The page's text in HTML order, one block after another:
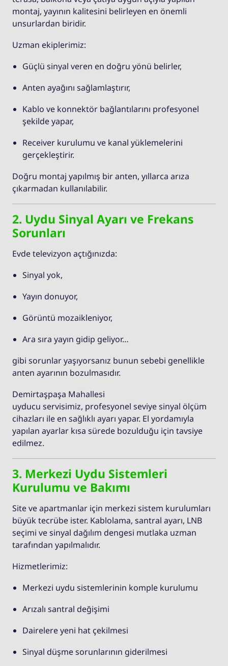
montaj, yayının kalitesini belirleyen en önemli
unsurlardan biridir.
Uzman ekiplerimiz:
Güçlü sinyal veren en doğru yönü belirler,
Anten ayağını sağlamlaştırır,
Kablo ve konnektör bağlantılarını profesyonel
şekilde yapar,
Receiver kurulumu ve kanal yüklemelerini
gerçekleştirir.
Doğru montaj yapılmış bir anten, yıllarca arıza
çıkarmadan kullanılabilir.
2. Uydu Sinyal Ayarı ve Frekans
Sorunları
Evde televizyon açtığınızda:
Sinyal yok,
Yayın donuyor,
Görüntü mozaikleniyor,
Ara sıra yayın gidip geliyor…
gibi sorunlar yaşıyorsanız bunun sebebi genellikle
anten ayarının bozulmasıdır.
Demirtaşpaşa Mahallesi
uyducu servisimiz, profesyonel seviye sinyal ölçüm
cihazları ile en sağlıklı ayarı yapar. El yordamıyla
yapılan ayarlar kısa sürede bozulduğu için tavsiye
edilmez.
3. Merkezi Uydu Sistemleri
Kurulumu ve Bakımı
Site ve apartmanlar için merkezi sistem kurulumları
büyük tecrübe ister. Kablolama, santral ayarı, LNB
seçimi ve sinyal dağılım dengesi mutlaka uzman
tarafından yapılmalıdır.
Hizmetlerimiz:
Merkezi uydu sistemlerinin komple kurulumu
Arızalı santral değişimi
Dairelere yeni hat çekilmesi
Sinyal düşme sorunlarının giderilmesi